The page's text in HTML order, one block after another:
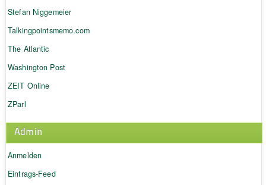
Stefan Niggemeier
Talkingpointsmemo.com
The Atlantic
Washington Post
ZEIT Online
ZParl
Admin
Anmelden
Eintrags-Feed